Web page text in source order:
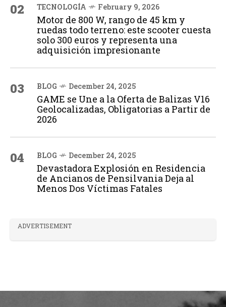
02 TECNOLOGÍA February 9, 2026
Motor de 800 W, rango de 45 km y
ruedas todo terreno: este scooter cuesta
solo 300 euros y representa una
adquisición impresionante
03 BLOG December 24, 2025
GAME se Une a la Oferta de Balizas V16
Geolocalizadas, Obligatorias a Partir de
2026
04 BLOG December 24, 2025
Devastadora Explosión en Residencia
de Ancianos de Pensilvania Deja al
Menos Dos Víctimas Fatales
ADVERTISEMENT